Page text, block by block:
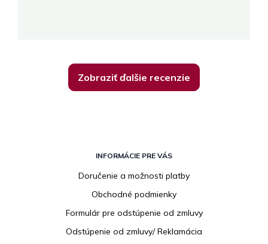
Zobraziť ďalšie recenzie
INFORMÁCIE PRE VÁS
Doručenie a možnosti platby
Obchodné podmienky
Formulár pre odstúpenie od zmluvy
Odstúpenie od zmluvy/ Reklamácia